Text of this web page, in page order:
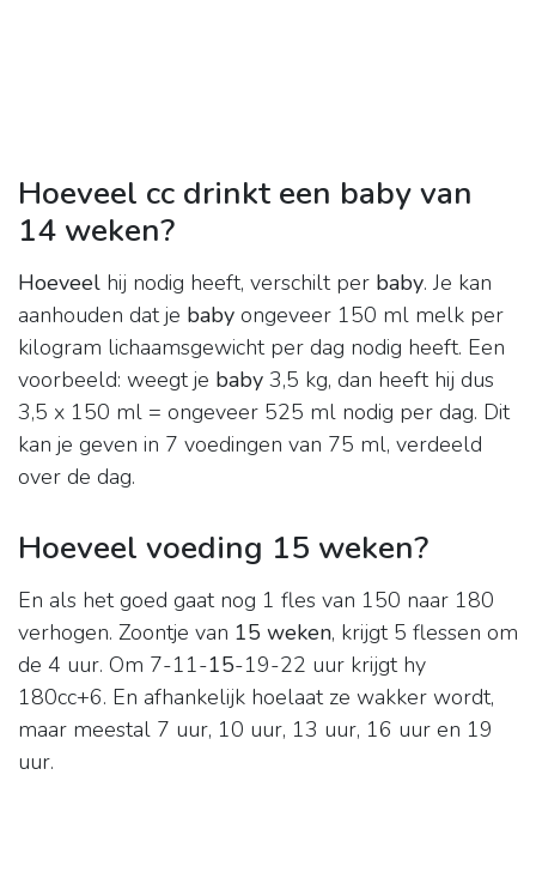
Hoeveel cc drinkt een baby van
14 weken?
Hoeveel hij nodig heeft, verschilt per baby. Je kan
aanhouden dat je baby ongeveer 150 ml melk per
kilogram lichaamsgewicht per dag nodig heeft. Een
voorbeeld: weegt je baby 3,5 kg, dan heeft hij dus
3,5 x 150 ml = ongeveer 525 ml nodig per dag. Dit
kan je geven in 7 voedingen van 75 ml, verdeeld
over de dag.
Hoeveel voeding 15 weken?
En als het goed gaat nog 1 fles van 150 naar 180
verhogen. Zoontje van 15 weken, krijgt 5 flessen om
de 4 uur. Om 7-11-15-19-22 uur krijgt hy
180cc+6. En afhankelijk hoelaat ze wakker wordt,
maar meestal 7 uur, 10 uur, 13 uur, 16 uur en 19
uur.